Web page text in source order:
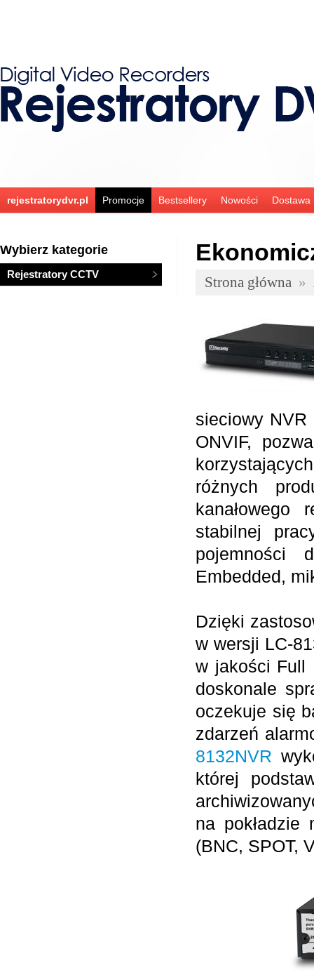
rejestratorydvr.pl Promocje Bestsellery Nowości Dostawa
Wybierz kategorie
Rejestratory CCTV Strona główna »
sieciowy
ONVIF,
różnych
stabilnej
pojemności
Embedded,
Dzięki
w wersji LC-
w jakości Full
doskonale
oczekuje się
zdarzeń
8132NVR
której
na pokładzie
(BNC, SPOT,